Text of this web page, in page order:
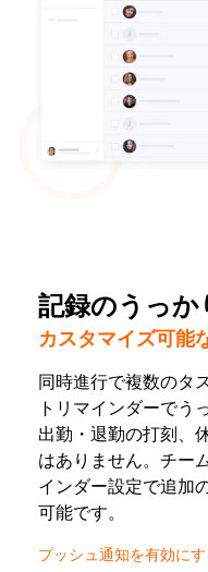
記録のうっ
カスタマイズ可能
同時進行で複数のタ
トリマインダーでう
出勤・退勤の打刻、
はありません。チー
インダー設定で追加
可能です。
プッシュ通知を有効に